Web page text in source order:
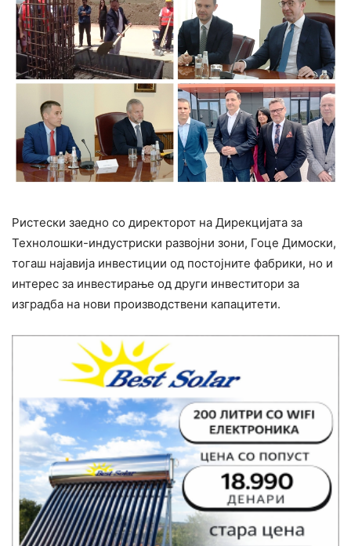
Ристески заедно со директорот на Дирекцијата за
Технолошки-индустриски развојни зони, Гоце Димоски,
тогаш најавија инвестиции од постојните фабрики, но и
интерес за инвестирање од други инвеститори за
изградба на нови производствени капацитети.